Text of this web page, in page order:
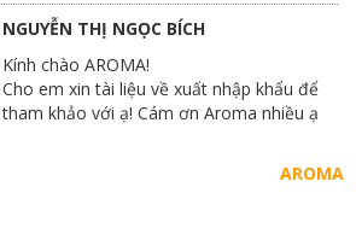
NGUYỄN THỊ NGỌC BÍCH
Kính chào AROMA!
Cho em xin tài liệu về xuất nhập khẩu để
tham khảo với ạ! Cám ơn Aroma nhiều ạ
AROMA